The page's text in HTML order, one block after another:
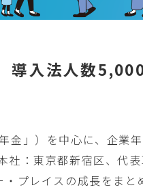
導入法人数5,
金」） を中心に、企業
社：東京都新宿区、代
プレイスの成長をまと